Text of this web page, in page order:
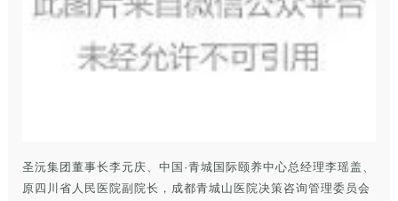
圣沅集团董事长李元庆、中国·青城国际颐养中心总经理李瑶盖、
原四川省人民医院副院长，成都青城山医院决策咨询管理委员会